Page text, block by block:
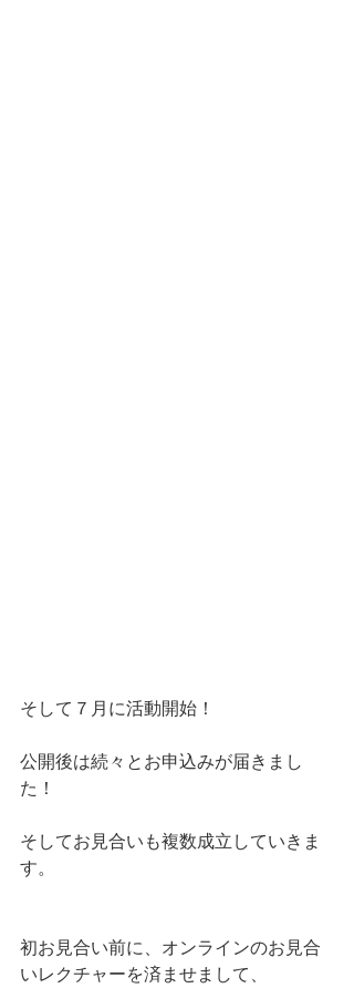
そして７月に活動開始！
公開後は続々とお申込みが届きまし
た！
そしてお見合いも複数成立していきま
す。
初お見合い前に、オンラインのお見合
いレクチャーを済ませまして、